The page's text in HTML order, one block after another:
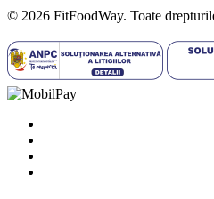
© 2026 FitFoodWay. Toate